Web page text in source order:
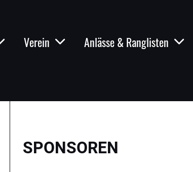
Verein Anlässe & Ranglisten
SPONSOREN